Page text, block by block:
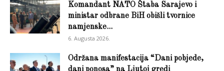
Komandant NATO Štaba Sarajevo i
ministar odbrane BiH obišli tvornice
namjenske...
6. Augusta 2026.
Održana manifestacija “Dani pobjede,
dani ponosa” na Ljutoj gredi